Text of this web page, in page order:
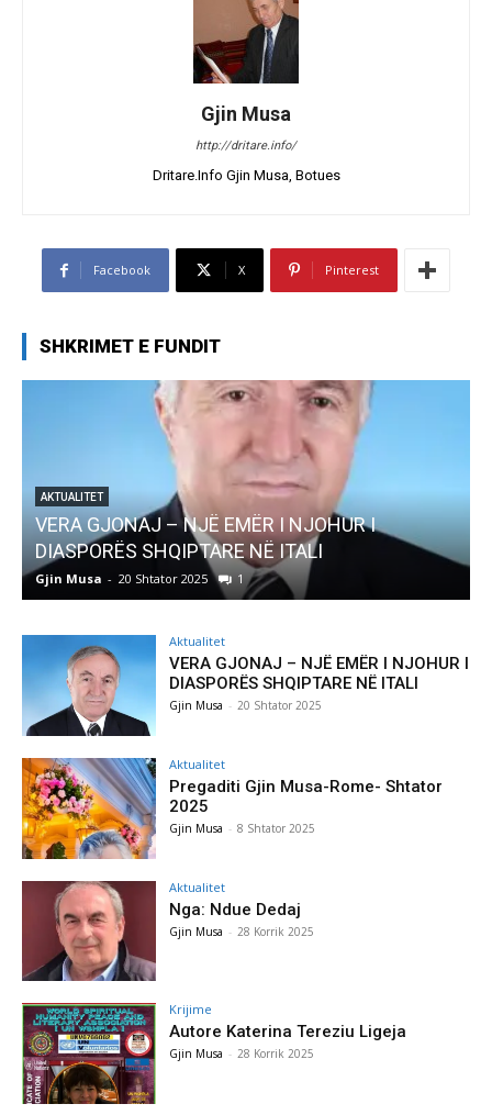
Gjin Musa
http://dritare.info/
Dritare.Info Gjin Musa, Botues
Facebook X Pinterest
SHKRIMET E FUNDIT
AKTUALITET
VERA GJONAJ – NJË EMËR I NJOHUR I
DIASPORËS SHQIPTARE NË ITALI
Gjin Musa - 20 Shtator 2025 1
Aktualitet
VERA GJONAJ – NJË EMËR I NJOHUR I
DIASPORËS SHQIPTARE NË ITALI
Gjin Musa - 20 Shtator 2025
Aktualitet
Pregaditi Gjin Musa-Rome- Shtator
2025
Gjin Musa - 8 Shtator 2025
Aktualitet
Nga: Ndue Dedaj
Gjin Musa - 28 Korrik 2025
Krijime
Autore Katerina Tereziu Ligeja
Gjin Musa - 28 Korrik 2025